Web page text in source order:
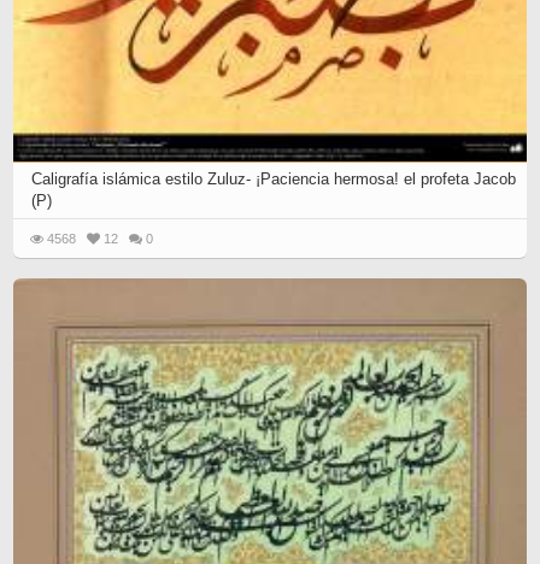
Caligrafía islámica estilo Zuluz- ¡Paciencia hermosa! el profeta Jacob
(P)
4568 12 0